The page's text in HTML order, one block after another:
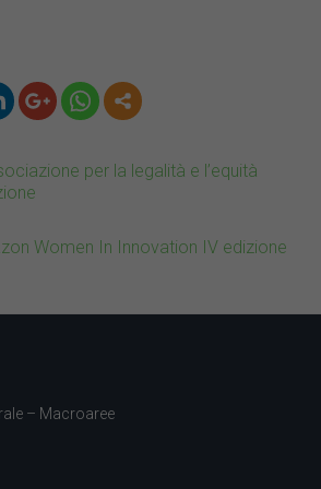
per la legalità e l’equità
Women In Innovation IV edizione
– Macroaree